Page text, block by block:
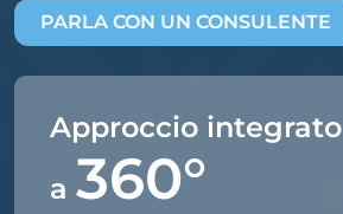
PARLA CON UN CONSULENTE
Approccio integrato
a 360°